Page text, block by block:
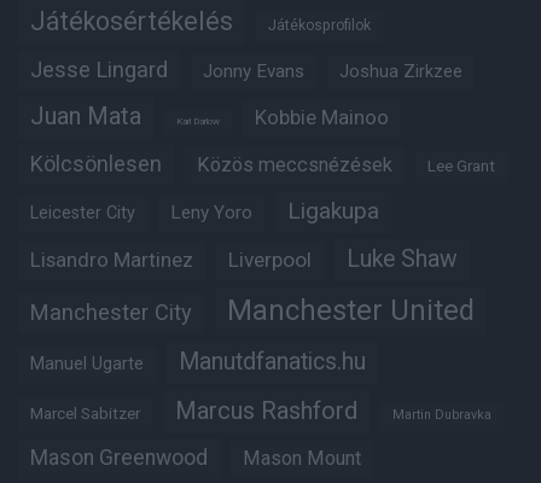
Játékosértékelés Játékosprofilok
Jesse Lingard Jonny Evans Joshua Zirkzee
Juan Mata Karl Darlow Kobbie Mainoo
Kölcsönlesen Közös meccsnézések Lee Grant
Leicester City Leny Yoro Ligakupa
Lisandro Martinez Liverpool Luke Shaw
Manchester City Manchester United
Manuel Ugarte Manutdfanatics.hu
Marcel Sabitzer Marcus Rashford Martin Dubravka
Mason Greenwood Mason Mount